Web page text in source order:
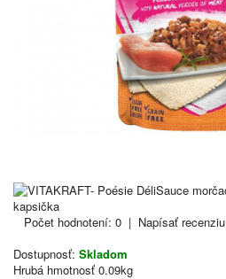
Počet hodnotení: 0 | Napísať recenziu
Dostupnosť: Skladom
Hrubá hmotnosť 0.09kg